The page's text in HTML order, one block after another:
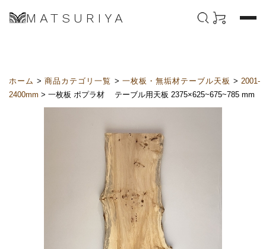
MATSURIYA
ホーム >商品カテゴリ一覧 > 一枚板・無垢材テーブル天板 >2001-
2400mm > 一枚板 ポプラ材 テーブル用天板 2375×625~675~785 mm